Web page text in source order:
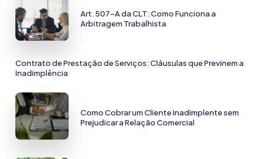
Art. 507-A da CLT: Como Funciona a
Arbitragem Trabalhista
Contrato de Prestação de Serviços: Cláusulas que Previnem a
Inadimplência
Como Cobrar um Cliente Inadimplente sem
Prejudicar a Relação Comercial